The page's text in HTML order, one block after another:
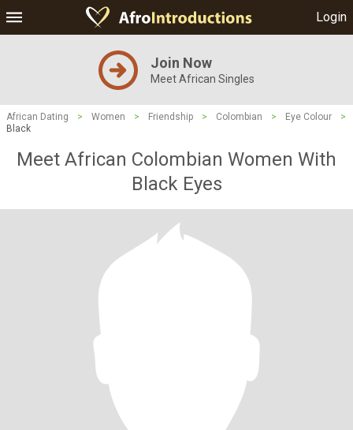
Login
Join Now
Meet African Singles
African Dating > Women > Friendship > Colombian > Eye Colour
>
Black
Meet African Colombian Women With
Black Eyes